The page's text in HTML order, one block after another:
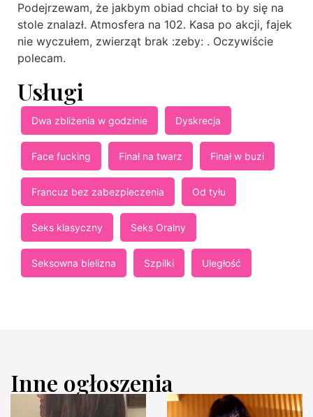
Podejrzewam, że jakbym obiad chciał to by się na
stole znalazł. Atmosfera na 102. Kasa po akcji, fajek
nie wyczułem, zwierząt brak :zeby: . Oczywiście
polecam.
Usługi
Dwa zbliżenia w godzinie Dyskrecja
Face fucking Finał na twarz Finał w buzi
Francuz bez zabezpieczenia Od tyłu
Seks klasyczny Seks Oralny
Seksowna bielizna Szpilki Uległość
Inne ogłoszenia